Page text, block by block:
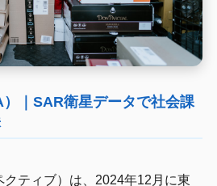
｜SAR衛星データで社会課
ティブ）は、2024年12月に東